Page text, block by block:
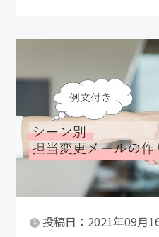
投稿日：2021年09月